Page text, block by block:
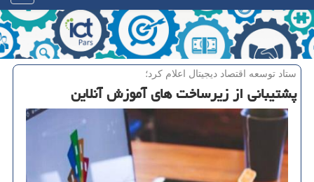
ستاد توسعه اقتصاد دیجیتال اعلام كرد؛
پشتیبانی از زیرساخت های آموزش آنلاین